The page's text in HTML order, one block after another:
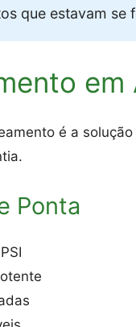
que estavam se
em
é a
Ponta